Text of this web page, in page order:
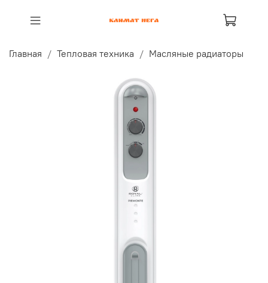
Главная Тепловая техника Масляные радиаторы